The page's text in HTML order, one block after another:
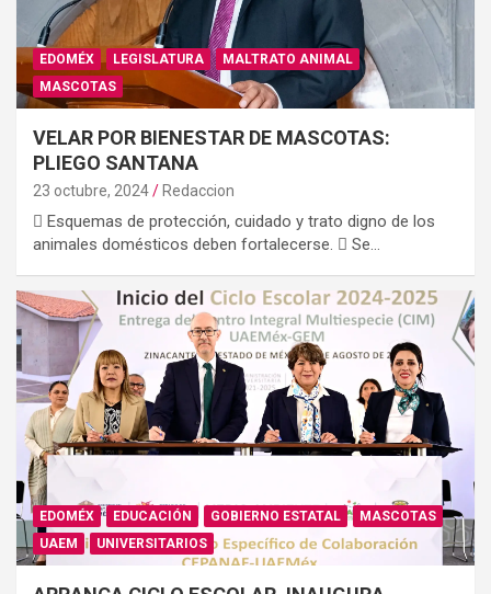
EDOMÉX LEGISLATURA
MALTRATO ANIMAL
MASCOTAS
VELAR POR BIENESTAR DE MASCOTAS:
PLIEGO SANTANA
23 octubre, 2024 Redaccion
 Esquemas de protección, cuidado y trato digno de los
animales domésticos deben fortalecerse.  Se…
EDOMÉX EDUCACIÓN GOBIERNO ESTATAL
MASCOTAS
UAEM
UNIVERSITARIOS